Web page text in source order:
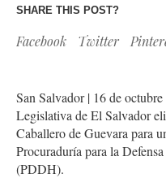
SHARE THIS POST?
Facebook Twitter
San Salvador | 16 de
Legislativa de El Salvador
Caballero de Guevara para
Procuraduría para la
(PDDH).